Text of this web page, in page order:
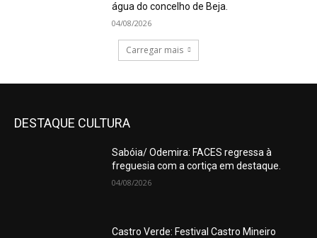
água do concelho de Beja.
04/08/2026
Carregar mais
DESTAQUE CULTURA
Sabóia/ Odemira: FACES regressa à
freguesia com a cortiça em destaque.
04/08/2026
Castro Verde: Festival Castro Mineiro